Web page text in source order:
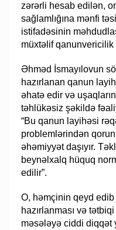
zərərli hesab edilən,
sağlamlığına mənfi
istifadəsinin
müxtəlif
Əhməd İsmayılovun
hazırlanan qanun
əhatə edir və
təhlükəsiz şəkildə
“Bu qanun layihəsi
problemlərindən
əhəmiyyət daşıyır.
beynəlxalq hüquq
edilir”.
O, həmçinin qeyd
hazırlanması və
məsələyə ciddi diqqət